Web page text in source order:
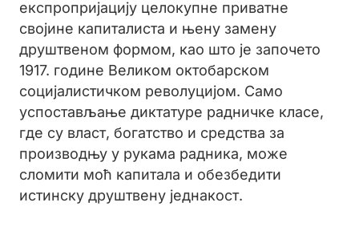
експропријацију целокупне приватне
својине капиталиста и њену замену
друштвеном формом, као што је започето
1917. године Великом октобарском
социјалистичком револуцијом. Само
успостављање диктатуре радничке класе,
где су власт, богатство и средства за
производњу у рукама радника, може
сломити моћ капитала и обезбедити
истинску друштвену једнакост.